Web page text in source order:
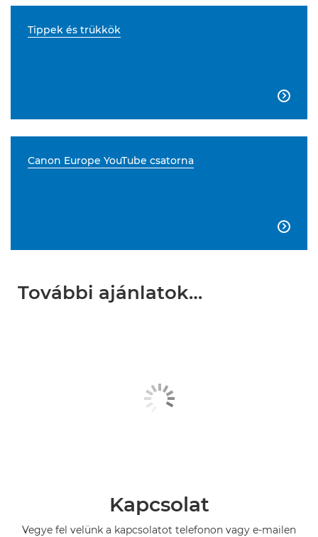
Tippek és trükkök

Canon Europe YouTube csatorna

További ajánlatok…
Kapcsolat
Vegye fel velünk a kapcsolatot telefonon vagy e-mailen